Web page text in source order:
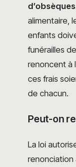
d’obsèques
alimentaire,
enfants
funérailles
renoncent à
ces frais
de chacun.
Peut-on
La loi
renonciation